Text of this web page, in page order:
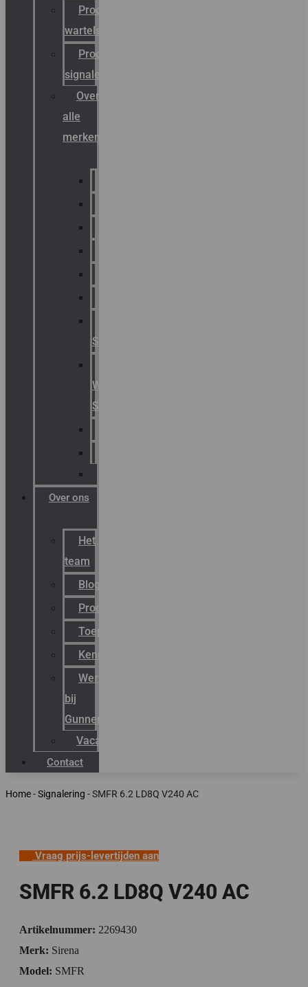
Productcatalogus
wartels
Productcatalogus
signalering
Overzicht
alle
merken
Signaling
Warning
Signals
Over ons
Het
team
Blog
Productnieuws
Toepassingen
Kenniscentrum
Werken
bij
Gunneman
Vacatures
Contact
Home-Signalering -SMFR 6.2 LD8Q V240 AC
Vraag prijs-levertijden aan
SMFR 6.2 LD8Q V240 AC
Artikelnummer: 2269430
Merk: Sirena
Model: SMFR